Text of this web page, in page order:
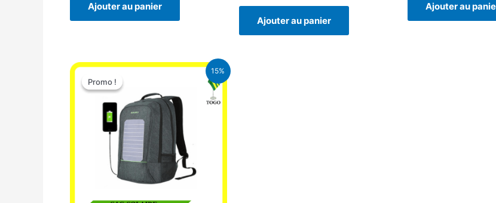
Ajouter au panier
Ajouter au panier
Ajouter au
15%
Promo !
Promo !
Le
initial
29.500 CFA.
Le
est :
25.000 CFA.